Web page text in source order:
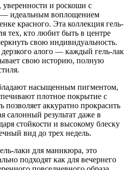
уверенности и роскоши с
— идеальным воплощением
красного. Эта коллекция гель-
тех, кто любит быть в центре
свою индивидуальность.
алого — каждый гель-лак
свою историю, полную
насыщенным пигментом,
плотное покрытие с
позволяет аккуратно прокрасить
салонный результат даже в
стойкости и высокому блеску
вид до трех недель.
лаки для маникюра, это
подходят как для вечернего